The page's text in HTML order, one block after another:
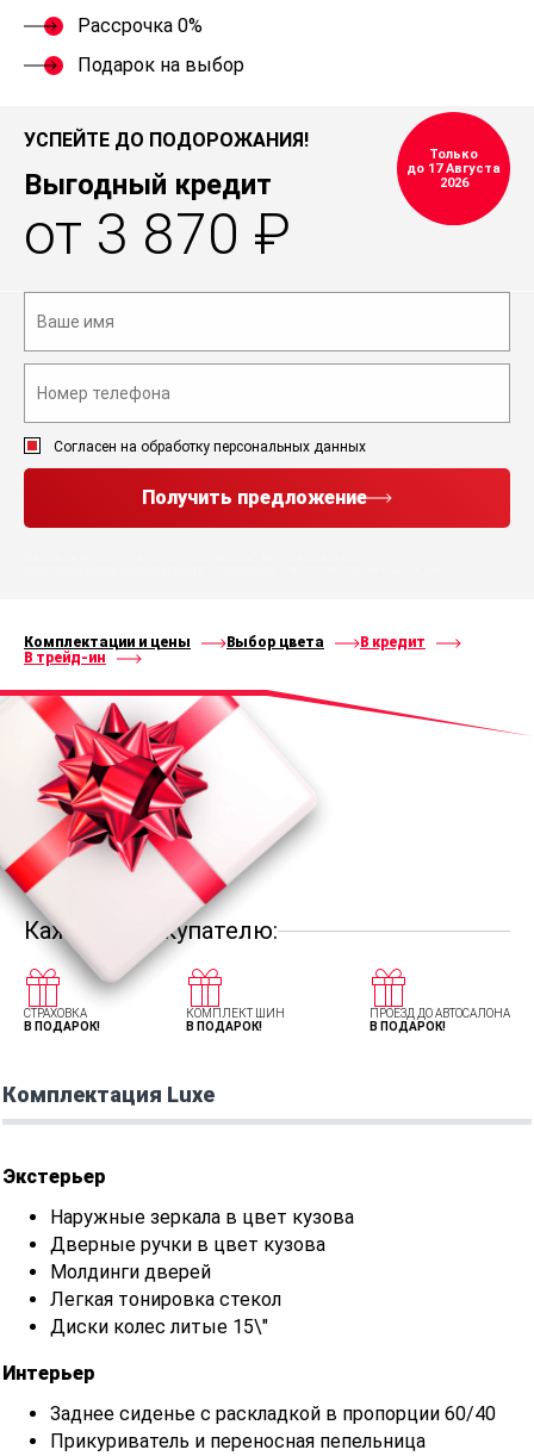
Рассрочка 0%
Подарок на выбор
УСПЕЙТЕ ДО ПОДОРОЖАНИЯ!
Выгодный кредит
от 3 870 ₽
Только
до 17 Августа
2026
Согласен на обработку персональных данных
Получить предложение
Комплектации и цены Выбор цвета
В кредит
В трейд-ин
Каждому покупателю:
СТРАХОВКА
В ПОДАРОК!
КОМПЛЕКТ ШИН
В ПОДАРОК!
ПРОЕЗД ДО АВТОСАЛОНА
В ПОДАРОК!
Комплектация Luxe
Экстерьер
Наружные зеркала в цвет кузова
Дверные ручки в цвет кузова
Молдинги дверей
Легкая тонировка стекол
Диски колес литые 15\"
Интерьер
Заднее сиденье с раскладкой в пропорции 60/40
Прикуриватель и переносная пепельница